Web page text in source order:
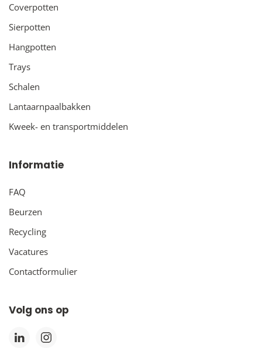
Coverpotten
Sierpotten
Hangpotten
Trays
Schalen
Lantaarnpaalbakken
Kweek- en transportmiddelen
Informatie
FAQ
Beurzen
Recycling
Vacatures
Contactformulier
Volg ons op